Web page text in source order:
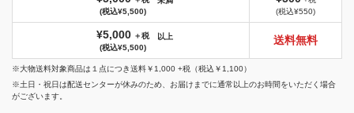
(税込¥5,500)
(税込¥550)
¥5,000 ＋税
(税込¥5,500)
以上 送料無料
※大物送料対象商品は１点につき送料￥1,000 +税（税込￥1,100）
※土日・祝日は配送センターが休みのため、お届けまでに通常以上のお時間をいただく場合
がございます。